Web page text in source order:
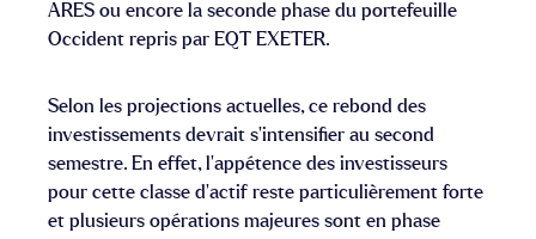
ARES ou encore la seconde phase du portefeuille
Occident repris par EQT EXETER.
Selon les projections actuelles, ce rebond des
investissements devrait s’intensifier au second
semestre. En effet, l’appétence des investisseurs
pour cette classe d’actif reste particulièrement forte
et plusieurs opérations majeures sont en phase